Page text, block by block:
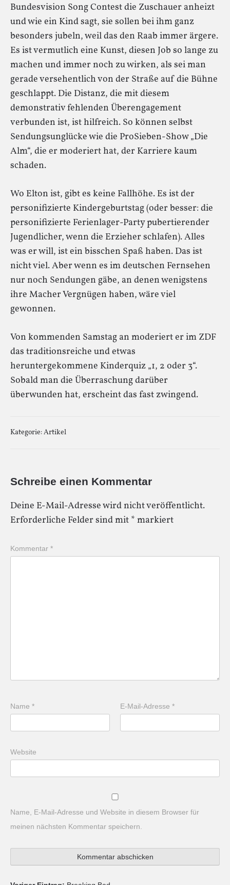
Bundesvision Song Contest die Zuschauer anheizt
und wie ein Kind sagt, sie sollen bei ihm ganz
besonders jubeln, weil das den Raab immer ärgere.
Es ist vermutlich eine Kunst, diesen Job so lange zu
machen und immer noch zu wirken, als sei man
gerade versehentlich von der Straße auf die Bühne
geschlappt. Die Distanz, die mit diesem
demonstrativ fehlenden Überengagement
verbunden ist, ist hilfreich. So können selbst
Sendungsunglücke wie die ProSieben-Show „Die
Alm“, die er moderiert hat, der Karriere kaum
schaden.
Wo Elton ist, gibt es keine Fallhöhe. Es ist der
personifizierte Kindergeburtstag (oder besser: die
personifizierte Ferienlager-Party pubertierender
Jugendlicher, wenn die Erzieher schlafen). Alles
was er will, ist ein bisschen Spaß haben. Das ist
nicht viel. Aber wenn es im deutschen Fernsehen
nur noch Sendungen gäbe, an denen wenigstens
ihre Macher Vergnügen haben, wäre viel
gewonnen.
Von kommenden Samstag an moderiert er im ZDF
das traditionsreiche und etwas
heruntergekommene Kinderquiz „1, 2 oder 3“.
Sobald man die Überraschung darüber
überwunden hat, erscheint das fast zwingend.
Kategorie:Artikel
Schreibe einen Kommentar
Deine E-Mail-Adresse wird nicht veröffentlicht.
Erforderliche Felder sind mit * markiert
Kommentar *
Name * E-Mail-Adresse*
Website
Name, E-Mail-Adresse und Website in diesem Browser für
meinen nächsten Kommentar speichern.